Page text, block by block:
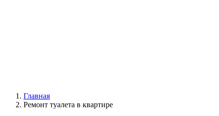
Главная
Ремонт туалета в квартире